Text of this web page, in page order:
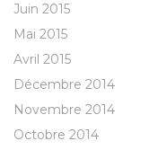
Juin 2015
Mai 2015
Avril 2015
Décembre 2014
Novembre 2014
Octobre 2014